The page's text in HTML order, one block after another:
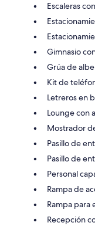
Escaleras
Gimnasio
Grúa de
Kit de
Letreros en
Lounge con
Mostrador
Pasillo de
Pasillo de
Personal
Rampa de
Rampa para
Recepción